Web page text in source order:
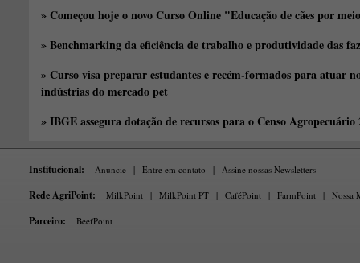
» Começou hoje o novo Curso Online "Educação de cães por
» Benchmarking da eficiência de trabalho e produtividade das
» Curso visa preparar estudantes e recém-formados para atuar
indústrias do mercado pet
» IBGE assegura dotação de recursos para o Censo Agropecuário
Institucional: Anuncie | Entre em contato | Assine nossas Newsletters
Rede AgriPoint: MilkPoint | MilkPoint PT | CaféPoint | FarmPoint | Nossa
Parceiro: BeefPoint